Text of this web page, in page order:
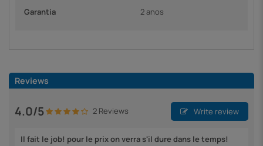
Garantia
2 anos
Reviews
4.0/5 2 Reviews Write review
Il fait le job! pour le prix on verra s'il dure dans le temps!